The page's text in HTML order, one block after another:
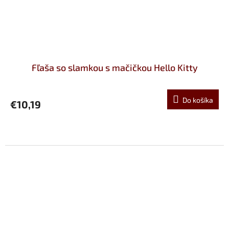
Fľaša so slamkou s mačičkou Hello Kitty
€10,19 Do košíka